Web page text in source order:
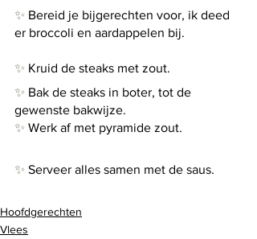
✨ Bereid je bijgerechten voor, ik deed
er broccoli en aardappelen bij.
✨ Kruid de steaks met zout.
✨ Bak de steaks in boter, tot de
gewenste bakwijze.
✨ Werk af met pyramide zout.
✨ Serveer alles samen met de saus.
Hoofdgerechten
Vlees